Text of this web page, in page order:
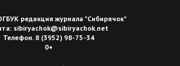
редакция журнала "Сибирячок"
sibiryachok@sibiryachok.net
Телефон. 8 (3952) 98-75-34
0+